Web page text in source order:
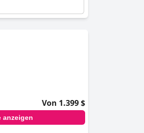
Von 1.399 $
anzeigen